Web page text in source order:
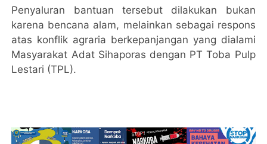
Penyaluran bantuan tersebut dilakukan bukan
karena bencana alam, melainkan sebagai respons
atas konflik agraria berkepanjangan yang dialami
Masyarakat Adat Sihaporas dengan PT Toba Pulp
Lestari (TPL).